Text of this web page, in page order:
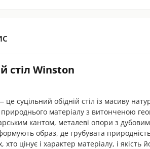
стіл Winston
суцільний обідній стіл із масиву
матеріалу з витонченою
кантом, металеві опори з
образ, де грубувата
цінує і характер матеріалу, і якість